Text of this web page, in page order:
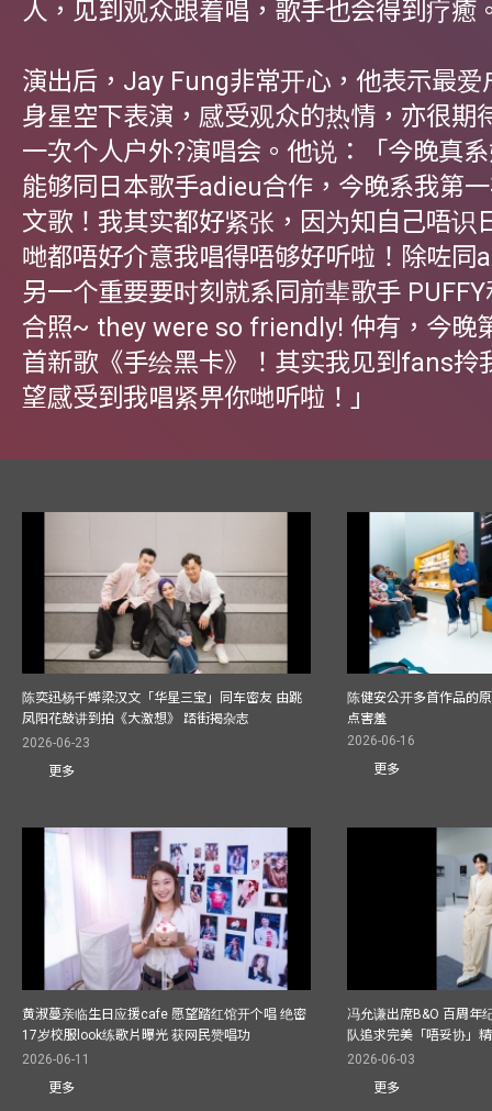
人，见到观众跟着唱，歌手也会得到疗癒
演出后，Jay Fung非常开心，他表示最爱
身星空下表演，感受观众的热情，亦很期
一次个人户外?演唱会。他说：「今晚真
能够同日本歌手adieu合作，今晚系我第
文歌！我其实都好紧张，因为知自己唔识
哋都唔好介意我唱得唔够好听啦！除咗同
另一个重要要时刻就系同前辈歌手
合照~ they were so friendly! 仲有，今晚
首新歌《手绘黑卡》！其实我见到fans拎
望感受到我唱紧畀你哋听啦！」
陈奕迅杨千嬅梁汉文「华星三宝」同车密友 由跳
凤阳花鼓讲到拍《大激想》 踎街揭杂志
2026-06-23
更多
陈健安公开多首作品的
点害羞
2026-06-16
更多
黄淑蔓亲临生日应援cafe 愿望踏红馆开个唱 绝密
17岁校服look练歌片曝光 获网民赞唱功
2026-06-11
更多
冯允谦出席B&O 百周年
队追求完美「唔妥协」
2026-06-03
更多